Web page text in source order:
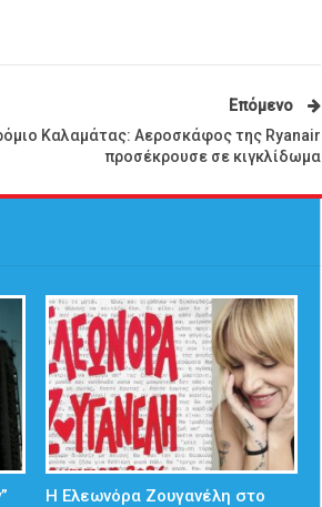
Επόμενο
Καλαμάτας: Αεροσκάφος της Ryanair
προσέκρουσε σε κιγκλίδωμα
Η Ελεωνόρα Ζουγανέλη στο